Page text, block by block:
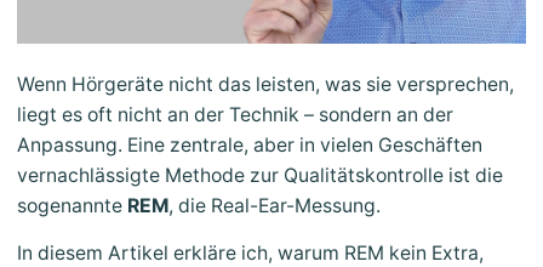
Wenn Hörgeräte nicht das leisten, was sie versprechen,
liegt es oft nicht an der Technik – sondern an der
Anpassung. Eine zentrale, aber in vielen Geschäften
vernachlässigte Methode zur Qualitätskontrolle ist die
sogenannte REM, die Real-Ear-Messung.
In diesem Artikel erkläre ich, warum REM kein Extra,